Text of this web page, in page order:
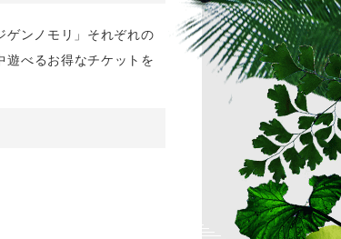
ゲンノモリ」それぞれの
遊べるお得なチケットを